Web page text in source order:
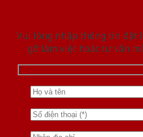
Vui lòng nhập thông tin đặt
gỡ làm việc hoăc tư vấn